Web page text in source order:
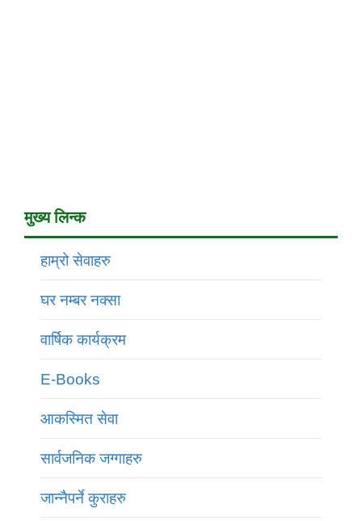
मुख्य लिन्क
हाम्रो सेवाहरु
घर नम्बर नक्सा
वार्षिक कार्यक्रम
E-Books
आकस्मित सेवा
सार्वजनिक जग्गाहरु
जान्नैपर्ने कुराहरु